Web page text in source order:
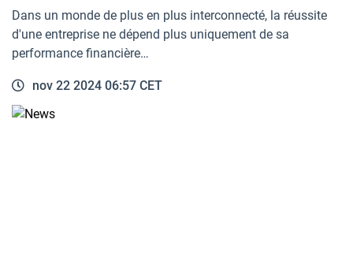
Dans un monde de plus en plus interconnecté, la réussite
d'une entreprise ne dépend plus uniquement de sa
performance financière…
nov 22 2024 06:57 CET